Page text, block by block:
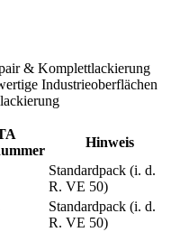
& Komplettlackierung
Industrieoberflächen
Hinweis
Standardpack (i. d.
R. VE 50)
Standardpack (i. d.
R. VE 50)